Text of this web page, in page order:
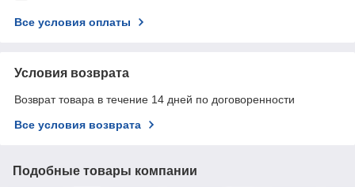
Все условия оплаты
Условия возврата
Возврат товара в течение 14 дней по договоренности
Все условия возврата
Подобные товары компании